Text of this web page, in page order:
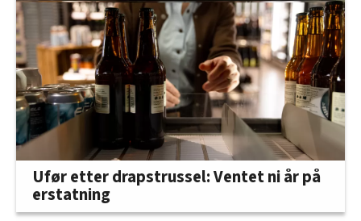
Ufør etter drapstrussel: Ventet ni år på
erstatning